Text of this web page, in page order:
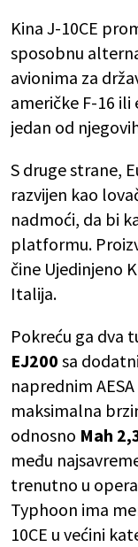
Kina J-10CE
sposobnu
avionima za
američke F-16
jedan od
S druge strane,
razvijen kao
nadmoći, da bi
platformu.
čine Ujedinjeno
Italija.
Pokreću ga dva
EJ200 sa
naprednim
maksimalna
odnosno Mah
među
trenutno u
Typhoon ima
10CE u većini